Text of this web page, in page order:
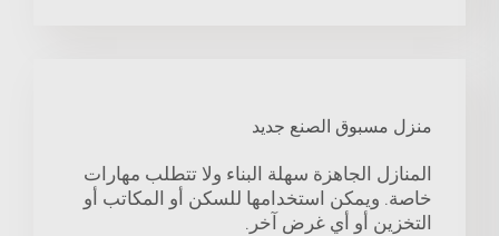
منزل مسبوق الصنع جديد
المنازل الجاهزة سهلة البناء ولا تتطلب مهارات
خاصة. ويمكن استخدامها للسكن أو المكاتب أو
التخزين أو أي غرض آخر.